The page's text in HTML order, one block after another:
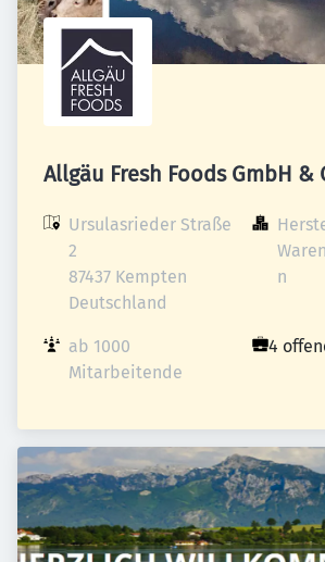
Allgäu Fresh Foods GmbH &
Ursulasrieder Straße
2
87437 Kempten
Deutschland
n
ab 1000
Mitarbeitende
4